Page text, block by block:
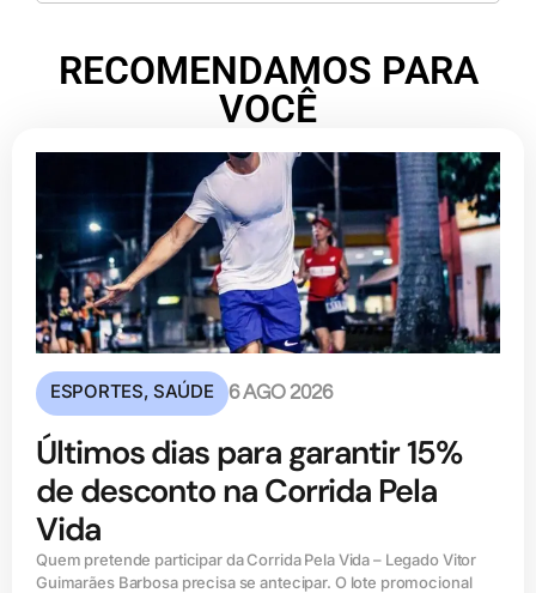
RECOMENDAMOS PARA
VOCÊ
ESPORTES,SAÚDE 6 AGO 2026
Últimos dias para garantir 15%
de desconto na Corrida Pela
Vida
Quem pretende participar da Corrida Pela Vida – Legado Vitor
Guimarães Barbosa precisa se antecipar. O lote promocional